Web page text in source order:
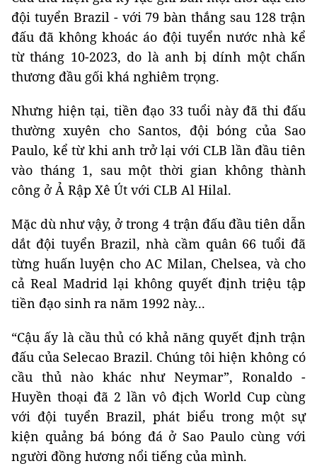
đội tuyển Brazil - với 79 bàn thắng sau 128 trận
đấu đã không khoác áo đội tuyển nước nhà kể
từ tháng 10-2023, do là anh bị dính một chấn
thương đầu gối khá nghiêm trọng.
Nhưng hiện tại, tiền đạo 33 tuổi này đã thi đấu
thường xuyên cho Santos, đội bóng của Sao
Paulo, kể từ khi anh trở lại với CLB lần đầu tiên
vào tháng 1, sau một thời gian không thành
công ở Ả Rập Xê Út với CLB Al Hilal.
Mặc dù như vậy, ở trong 4 trận đấu đầu tiên dẫn
dắt đội tuyển Brazil, nhà cầm quân 66 tuổi đã
từng huấn luyện cho AC Milan, Chelsea, và cho
cả Real Madrid lại không quyết định triệu tập
tiền đạo sinh ra năm 1992 này...
“Cậu ấy là cầu thủ có khả năng quyết định trận
đấu của Selecao Brazil. Chúng tôi hiện không có
cầu thủ nào khác như Neymar”, Ronaldo -
Huyền thoại đã 2 lần vô địch World Cup cùng
với đội tuyển Brazil, phát biểu trong một sự
kiện quảng bá bóng đá ở Sao Paulo cùng với
người đồng hương nổi tiếng của mình.